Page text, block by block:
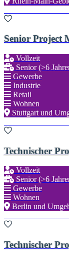
Senior Project
Vollzeit
Senior (>6
Gewerbe
Industrie
Retail
Wohnen
Stuttgart und
Technischer
Vollzeit
Senior (>6
Gewerbe
Wohnen
Berlin und
Technischer